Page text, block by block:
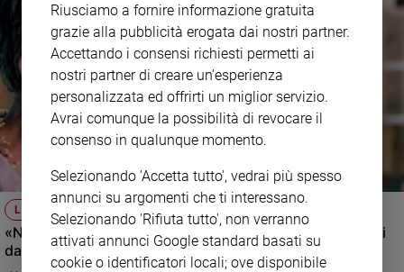
della
Migranti
inclusione
Costume
Cultura
e
spettacoli
LETTERE IN REDAZIONE
«Nostra "nuora", convivente e vegana, che ci taglia fuori
dalla sua vita»
Riusciamo a fornire informazione gratuita
grazie alla pubblicità erogata dai nostri partner.
Accettando i consensi richiesti permetti ai
nostri partner di creare un'esperienza
personalizzata ed offrirti un miglior servizio.
Avrai comunque la possibilità di revocare il
consenso in qualunque momento.
Selezionando 'Accetta tutto', vedrai più spesso
annunci su argomenti che ti interessano.
Selezionando 'Rifiuta tutto', non verranno
attivati annunci Google standard basati su
cookie o identificatori locali; ove disponibile